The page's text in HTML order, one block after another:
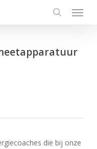
Menu
die bij onze